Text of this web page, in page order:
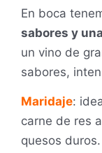
En boca
sabores y
un vino de
sabores,
Maridaje:
carne de res
quesos duros.